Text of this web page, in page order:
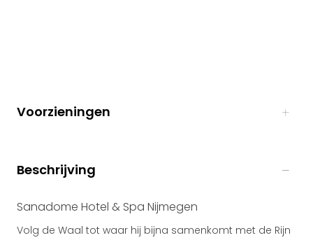
Voorzieningen
Beschrijving
Sanadome Hotel & Spa Nijmegen
Volg de Waal tot waar hij bijna samenkomt met de Rijn